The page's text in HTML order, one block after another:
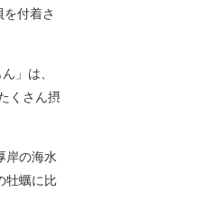
付着さ
」は、
くさん摂
岸の海水
牡蠣に比